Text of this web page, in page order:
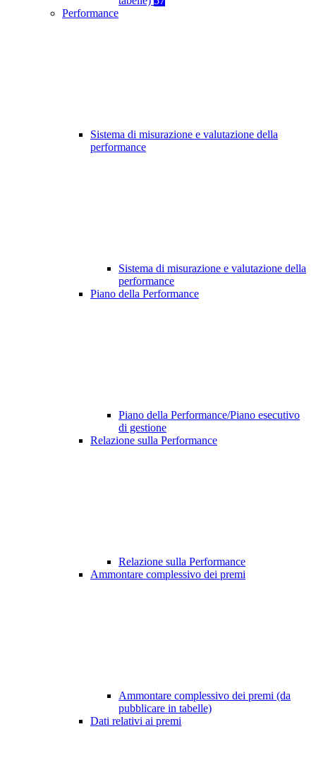
Performance
Sistema di misurazione e valutazione della
performance
Sistema di misurazione e valutazione della
performance
Piano della Performance
Piano della Performance/Piano esecutivo
di gestione
Relazione sulla Performance
Relazione sulla Performance
Ammontare complessivo dei premi
Ammontare complessivo dei premi (da
pubblicare in tabelle)
Dati relativi ai premi